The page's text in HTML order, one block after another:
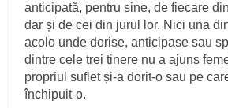
anticipată, pentru sine, de fiecare
dar și de cei din jurul lor. Nici una
acolo unde dorise, anticipase sau
dintre cele trei tinere nu a ajuns
propriul suflet și-a dorit-o sau pe
închipuit-o.